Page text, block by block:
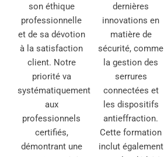
son éthique
professionnelle
et de sa dévotion
à la satisfaction
client. Notre
priorité va
systématiquement
aux
professionnels
certifiés,
démontrant une
dernières
innovations en
matière de
sécurité, comme
la gestion des
serrures
connectées et
les dispositifs
antieffraction.
Cette formation
inclut également